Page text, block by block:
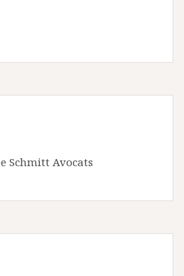
Schmitt Avocats